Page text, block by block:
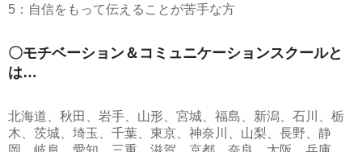
5：自信をもって伝えることが苦手な方
〇モチベーション＆コミュニケーションスクールと
は…
北海道、秋田、岩手、山形、宮城、福島、新潟、石川、栃
木、茨城、埼玉、千葉、東京、神奈川、山梨、長野、静